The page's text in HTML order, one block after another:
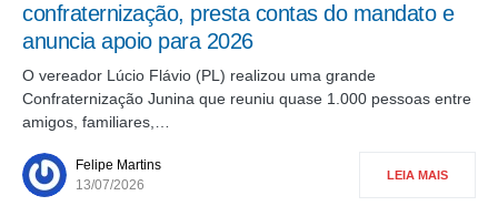
confraternização, presta contas do mandato e
anuncia apoio para 2026
O vereador Lúcio Flávio (PL) realizou uma grande
Confraternização Junina que reuniu quase 1.000 pessoas entre
amigos, familiares,…
Felipe Martins
13/07/2026
LEIA MAIS